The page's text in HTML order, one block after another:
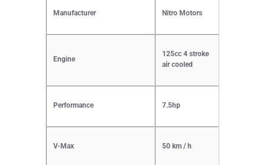
Manufacturer Nitro Motors
Engine
125cc 4 stroke
air cooled
Performance 7.5hp
V-Max 50 km / h